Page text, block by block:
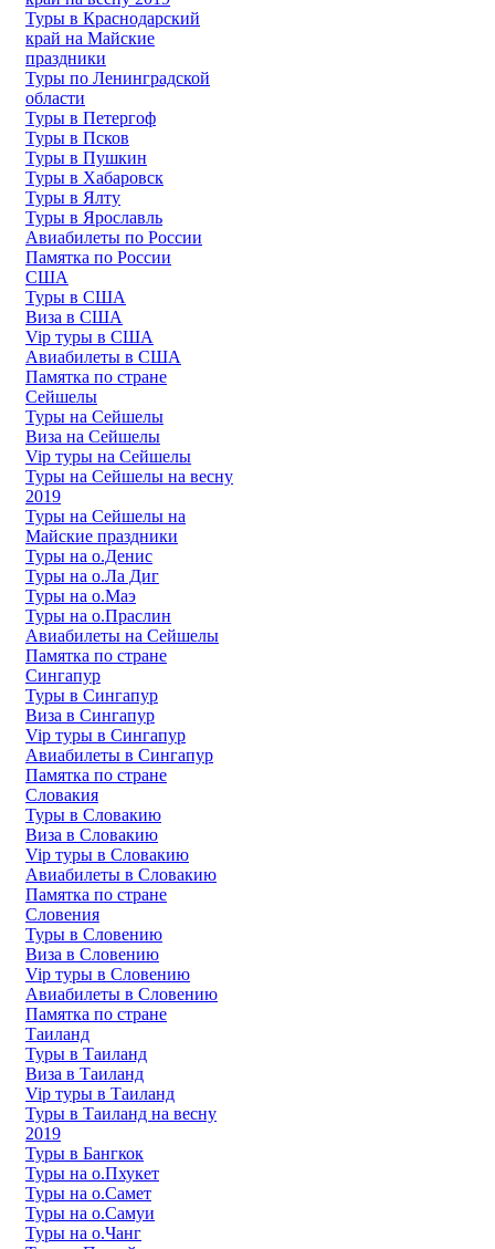
Туры в Краснодарский
край на Майские
праздники
Туры по Ленинградской
области
Туры в Петергоф
Туры в Псков
Туры в Пушкин
Туры в Хабаровск
Туры в Ялту
Туры в Ярославль
Авиабилеты по России
Памятка по России
США
Туры в США
Виза в США
Vip туры в США
Авиабилеты в США
Памятка по стране
Сейшелы
Туры на Сейшелы
Виза на Сейшелы
Vip туры на Сейшелы
Туры на Сейшелы на весну
2019
Туры на Сейшелы на
Майские праздники
Туры на о.Денис
Туры на о.Ла Диг
Туры на о.Маэ
Туры на о.Праслин
Авиабилеты на Сейшелы
Памятка по стране
Сингапур
Туры в Сингапур
Виза в Сингапур
Vip туры в Сингапур
Авиабилеты в Сингапур
Памятка по стране
Словакия
Туры в Словакию
Виза в Словакию
Vip туры в Словакию
Авиабилеты в Словакию
Памятка по стране
Словения
Туры в Словению
Виза в Словению
Vip туры в Словению
Авиабилеты в Словению
Памятка по стране
Таиланд
Туры в Таиланд
Виза в Таиланд
Vip туры в Таиланд
Туры в Таиланд на весну
2019
Туры в Бангкок
Туры на о.Пхукет
Туры на о.Самет
Туры на о.Самуи
Туры на о.Чанг